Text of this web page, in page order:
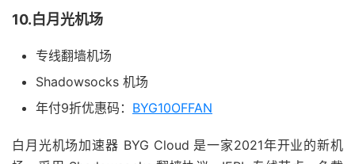
10.白月光机场
专线翻墙机场
Shadowsocks 机场
年付9折优惠码： BYG10OFFAN
白月光机场加速器 BYG Cloud 是一家2021年开业的新机